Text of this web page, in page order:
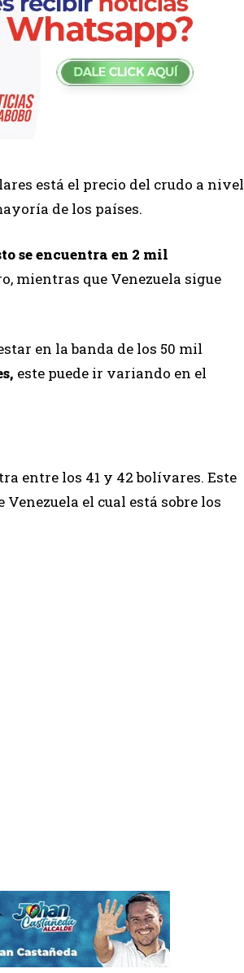
está el precio del crudo a nivel
de los países.
se encuentra en 2 mil
mientras que Venezuela sigue
en la banda de los 50 mil
este puede ir variando en el
entre los 41 y 42 bolívares. Este
el cual está sobre los